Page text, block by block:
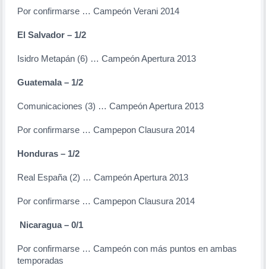
Por confirmarse … Campeón Verani 2014
El Salvador – 1/2
Isidro Metapán (6) … Campeón Apertura 2013
Guatemala – 1/2
Comunicaciones (3) … Campeón Apertura 2013
Por confirmarse … Campepon Clausura 2014
Honduras – 1/2
Real España (2) … Campeón Apertura 2013
Por confirmarse … Campepon Clausura 2014
Nicaragua – 0/1
Por confirmarse … Campeón con más puntos en ambas
temporadas